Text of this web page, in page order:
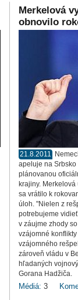
Merkelová
obnovilo
21.8.2011
apeluje na
plánovanou
krajiny.
sa vrátilo k
úloh. "Nielen z
potrebujeme
v záujme zhody
vzájomné
vzájomného
zároveň vládu v
hľadaných
Gorana Hadžiča.
Médiá: 3